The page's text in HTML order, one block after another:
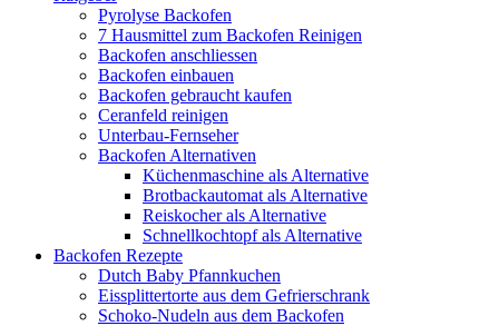
Pyrolyse Backofen
7 Hausmittel zum Backofen Reinigen
Backofen anschliessen
Backofen einbauen
Backofen gebraucht kaufen
Ceranfeld reinigen
Unterbau-Fernseher
Backofen Alternativen
Küchenmaschine als Alternative
Brotbackautomat als Alternative
Reiskocher als Alternative
Schnellkochtopf als Alternative
Backofen Rezepte
Dutch Baby Pfannkuchen
Eissplittertorte aus dem Gefrierschrank
Schoko-Nudeln aus dem Backofen